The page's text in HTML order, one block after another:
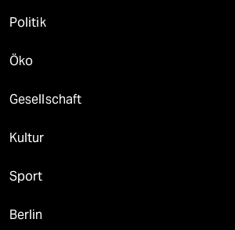
Politik
Öko
Gesellschaft
Kultur
Sport
Berlin